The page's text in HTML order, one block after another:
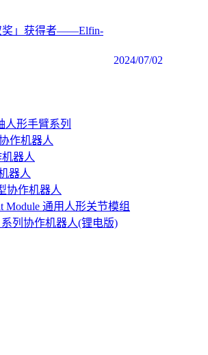
奖」获得者——Elfin-
2024/07/02
人形手臂系列
作机器人
器人
器人
协作机器人
Module 通用人形关节模组
列协作机器人(锂电版)